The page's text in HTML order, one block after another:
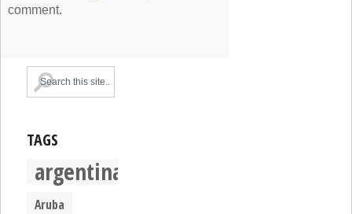
comment.
TAGS
argentina
Aruba